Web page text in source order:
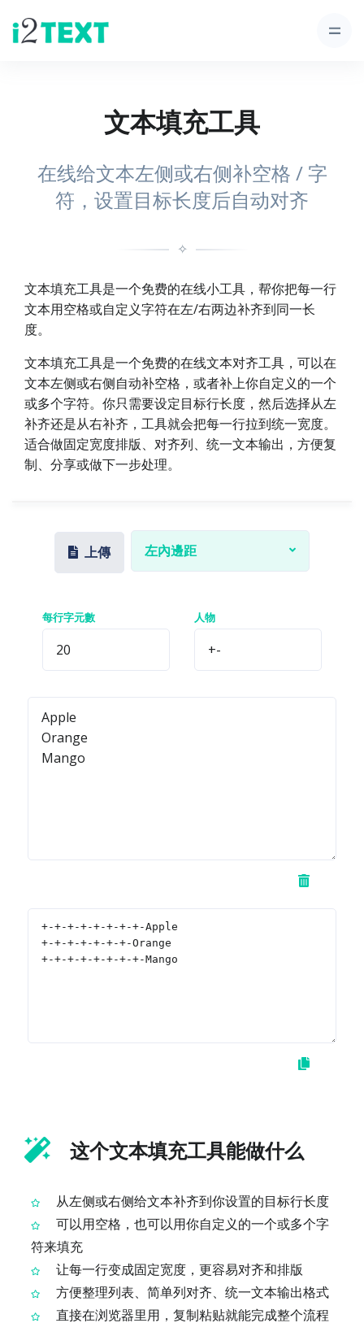
文本填充工具
在线给文本左侧或右侧补空格 / 字
符，设置目标长度后自动对齐
✧
文本填充工具是一个免费的在线小工具，帮你把每一行
文本用空格或自定义字符在左/右两边补齐到同一长
度。
文本填充工具是一个免费的在线文本对齐工具，可以在
文本左侧或右侧自动补空格，或者补上你自定义的一个
或多个字符。你只需要设定目标行长度，然后选择从左
补齐还是从右补齐，工具就会把每一行拉到统一宽度。
适合做固定宽度排版、对齐列、统一文本输出，方便复
制、分享或做下一步处理。
上傳 左內邊距
每行字元數 人物
这个文本填充工具能做什么
从左侧或右侧给文本补齐到你设置的目标行长度
可以用空格，也可以用你自定义的一个或多个字
符来填充
让每一行变成固定宽度，更容易对齐和排版
方便整理列表、简单列对齐、统一文本输出格式
直接在浏览器里用，复制粘贴就能完成整个流程